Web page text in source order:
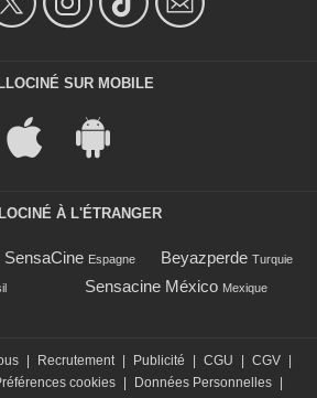
SUR MOBILE
À L'ÉTRANGER
SensaCine Espagne Beyazperde Turquie
Sensacine México Mexique
Recrutement Publicité CGU CGV
cookies Données Personnelles